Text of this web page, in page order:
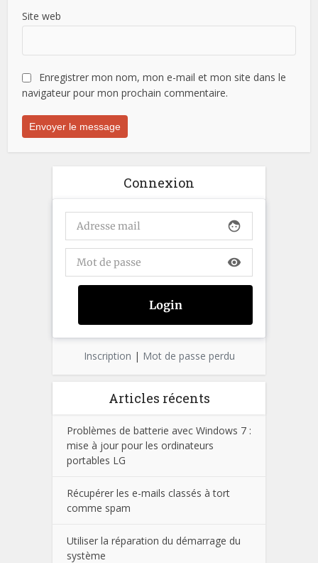
Site web
Enregistrer mon nom, mon e-mail et mon site dans le
navigateur pour mon prochain commentaire.
Connexion
face
visibility
Inscription | Mot de passe perdu
Articles récents
Problèmes de batterie avec Windows 7 :
mise à jour pour les ordinateurs
portables LG
Récupérer les e-mails classés à tort
comme spam
Utiliser la réparation du démarrage du
système